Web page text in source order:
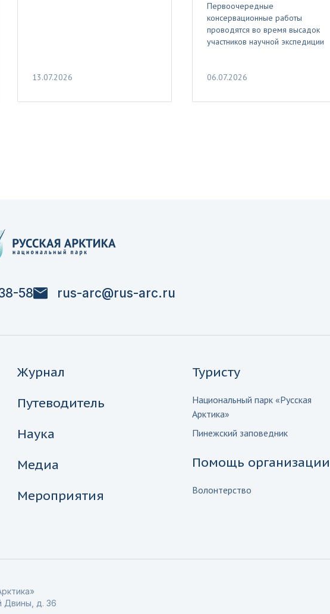
13.07.2026
Первоочередные
консервационные работы
проводятся во время высадок
участников научной экспедиции
06.07.2026
58 rus-arc@rus-arc.ru
Журнал
Путеводитель
Наука
Медиа
Мероприятия
Туристу
Национальный парк «Русская
Арктика»
Пинежский заповедник
Помощь организации
Волонтерство
Двины, д. 36